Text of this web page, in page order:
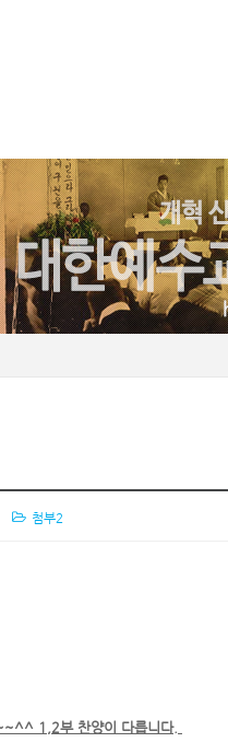
첨부2
1,2부 찬양이 다릅니다.